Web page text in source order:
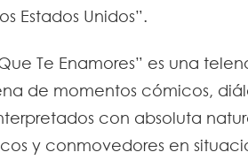
Estados Unidos”.
Te Enamores” es una
de momentos cómicos,
con absoluta
y conmovedores en